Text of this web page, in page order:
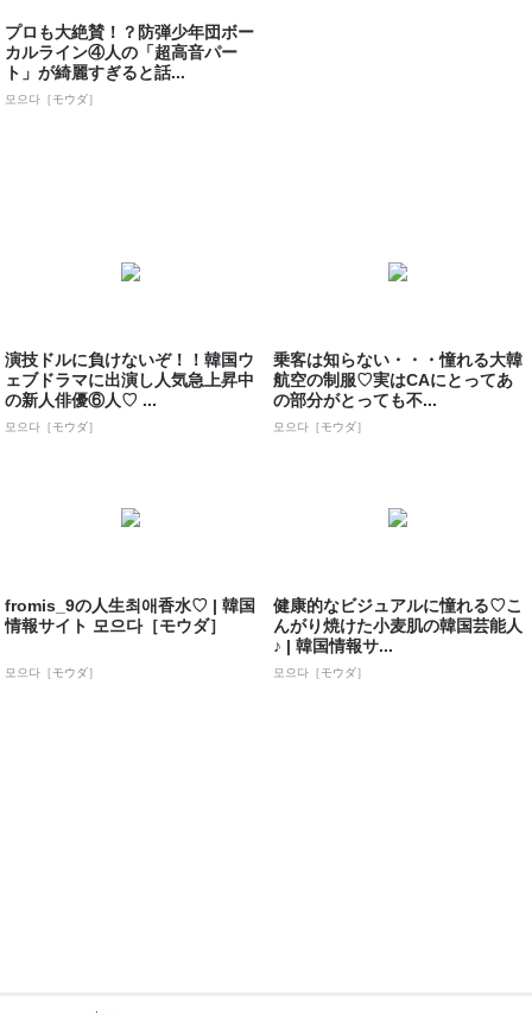
プロも大絶賛！？防弾少年団ボー
カルライン④人の「超高音パー
ト」が綺麗すぎると話...
모으다［モウダ］
演技ドルに負けないぞ！！韓国ウ
ェブドラマに出演し人気急上昇中
の新人俳優⑥人♡ ...
모으다［モウダ］
乗客は知らない・・・憧れる大韓
航空の制服♡実はCAにとってあ
の部分がとっても不...
모으다［モウダ］
fromis_9の人生최애香水♡ | 韓国
情報サイト 모으다［モウダ］
모으다［モウダ］
健康的なビジュアルに憧れる♡こ
んがり焼けた小麦肌の韓国芸能人
♪ | 韓国情報サ...
모으다［モウダ］